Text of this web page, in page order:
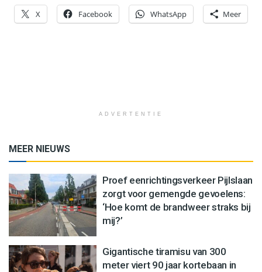
X Facebook WhatsApp Meer
ADVERTENTIE
MEER NIEUWS
Proef eenrichtingsverkeer Pijlslaan
zorgt voor gemengde gevoelens:
‘Hoe komt de brandweer straks bij
mij?’
Gigantische tiramisu van 300
meter viert 90 jaar kortebaan in